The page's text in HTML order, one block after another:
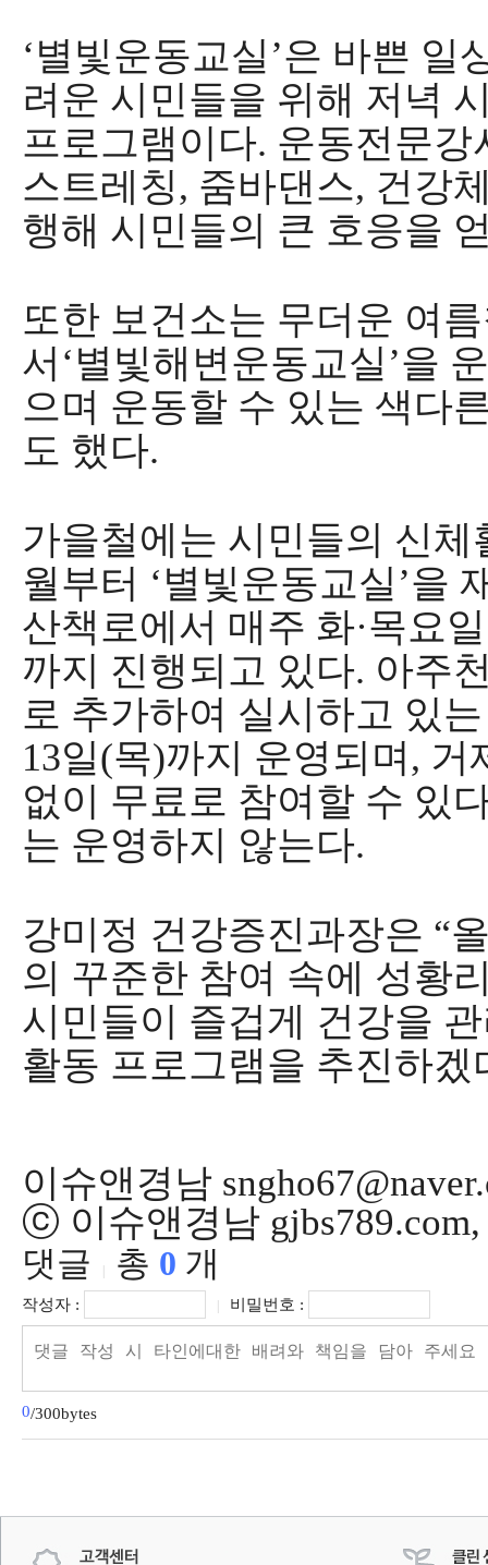
‘별빛운동교실 ’은 바쁜 일
려운 시민들을 위해 저녁
프로그램이다. 운동전문강
스트레칭, 줌바댄스, 건강
행해 시민들의 큰 호응을
또한 보건소는 무더운 여
서 ‘별빛해변운동교실 ’을
으며 운동할 수 있는 색다
도 했다.
가을철에는 시민들의 신
월부터 ‘별빛운동교실 ’을
산책로에서 매주 화·목요
까지 진행되고 있다. 아주
로 추가하여 실시하고 있
13일(목)까지 운영되며 , 거
없이 무료로 참여할 수 있
는 운영하지 않는다.
강미정 건강증진과장은 “
의 꾸준한 참여 속에 성황
시민들이 즐겁게 건강을
활동 프로그램을 추진하겠
이슈앤경남
ⓒ 이슈앤경남
댓글 총 0 개
작성자 : 비밀번호 :
0/300bytes